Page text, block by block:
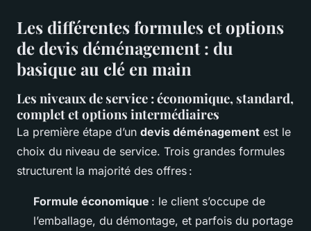
Les différentes formules et options
de devis déménagement : du
basique au clé en main
Les niveaux de service : économique, standard,
complet et options intermédiaires
La première étape d’un devis déménagement est le
choix du niveau de service. Trois grandes formules
structurent la majorité des offres :
Formule économique : le client s’occupe de
l’emballage, du démontage, et parfois du portage